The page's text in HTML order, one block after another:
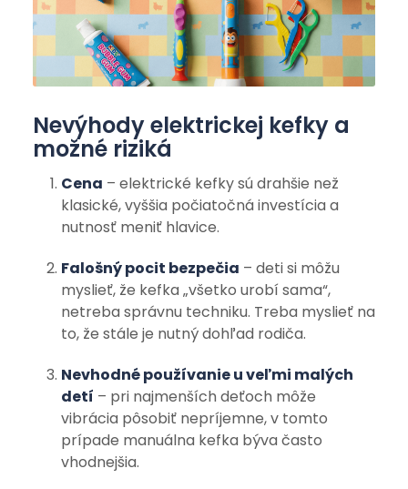
Nevýhody elektrickej kefky a
možné riziká
Cena – elektrické kefky sú drahšie než
klasické, vyššia počiatočná investícia a
nutnosť meniť hlavice.
Falošný pocit bezpečia – deti si môžu
myslieť, že kefka „všetko urobí sama“,
netreba správnu techniku. Treba myslieť na
to, že stále je nutný dohľad rodiča.
Nevhodné používanie u veľmi malých
detí – pri najmenších deťoch môže
vibrácia pôsobiť nepríjemne, v tomto
prípade manuálna kefka býva často
vhodnejšia.